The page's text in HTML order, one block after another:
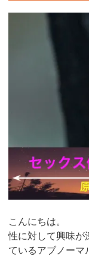
こんにちは。
性に対して興味が
ているアブノーマ